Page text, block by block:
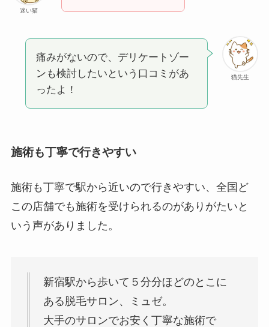
迷い猫
猫先生
痛みがないので、デリケートゾー
ンも検討したいという口コミがあ
ったよ！
施術も丁寧で行きやすい
施術も丁寧で駅から近いので行きやすい、全国ど
この店舗でも施術を受けられるのがありがたいと
いう声がありました。
新宿駅から歩いて５分分ほどのとこに
ある脱毛サロン、ミュゼ。
大手のサロンでお安く丁寧な施術で